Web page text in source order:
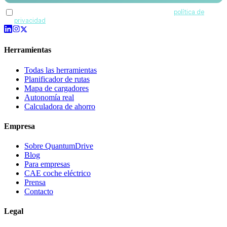
política de
privacidad
Herramientas
Todas las herramientas
Planificador de rutas
Mapa de cargadores
Autonomía real
Calculadora de ahorro
Empresa
Sobre QuantumDrive
Blog
Para empresas
CAE coche eléctrico
Prensa
Contacto
Legal